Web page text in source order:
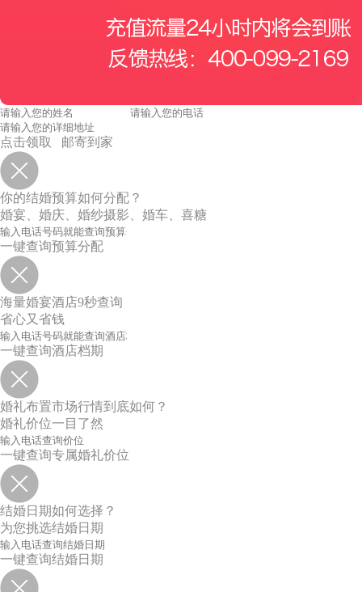
点击领取 邮寄到家
你的结婚预算如何分配？
婚宴、婚庆、婚纱摄影、婚车、喜糖
一键查询预算分配
海量婚宴酒店9秒查询
省心又省钱
一键查询酒店档期
婚礼布置市场行情到底如何？
婚礼价位一目了然
一键查询专属婚礼价位
结婚日期如何选择？
为您挑选结婚日期
一键查询结婚日期